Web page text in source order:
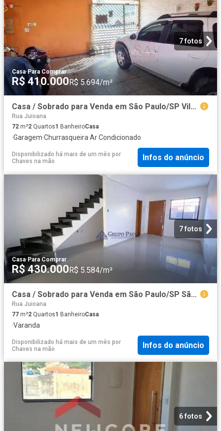
7 fotos
Casa·Para Comprar
R$ 410.000R$ 5.694/m²
Casa / Sobrado para Venda em São Paulo/SP Vila Morgadouro 2 Quartos
Rua Juioana
72 m²2 Quartos1 BanheiroCasa
·Garagem·Churrasqueira·Ar Condicionado
Disponibilizado há mais de um mês por
Chaves na mão
Infos do anúncio
7 fotos
Casa·Para Comprar
R$ 430.000R$ 5.584/m²
Casa / Sobrado para Venda em São Paulo/SP São Miguel Paulista 2 Quartos
Rua Juioana
77 m²2 Quartos1 BanheiroCasa
·Varanda
Disponibilizado há mais de um mês por
Chaves na mão
Infos do anúncio
6 fotos